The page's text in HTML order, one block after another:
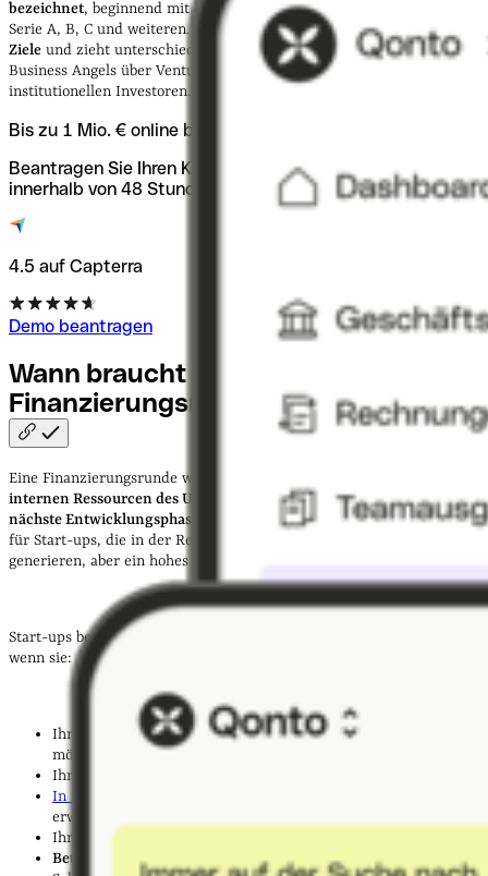
bezeichnet, beginnend mit derSeed-Finanzierung
Serie A, B, C und weiteren.
Jede Runde hat typischerweise spezifische
Ziele und zieht unterschiedliche Arten von Investor:innen an, von
Business Angels über Venture-Capital-Firmen bis hin zu
institutionellen Investoren.
Bis zu 1 Mio. € online beantragen
Beantragen Sie Ihren Kredit online und erhalten Sie
innerhalb von 48 Stunden eine Antwort.
4.5 auf Capterra
Demo beantragen
Wann braucht man eine
Finanzierungsrunde?
Eine Finanzierungsrunde wird oft dann angestrebt,
internen Ressourcen des Unternehmens nicht ausreichen, um die
nächste Entwicklungsphase zu erreichen. Dies ist besonders relevant
für Start-ups, die in der Regel noch keine stabilen Einnahmen
generieren, aber ein hohes Wachstumspotenzial aufweisen.
Start-ups benötigen eine Finanzierungsrunde in der Regel dann,
wenn sie:
Ihre Geschäftsidee in einmarktfähiges Produkt umwandeln
möchten
Ihr
In neue
erweitern wollen
Ihre Technologie oder
Betriebskapital
für das tägliche Geschäft benötigen